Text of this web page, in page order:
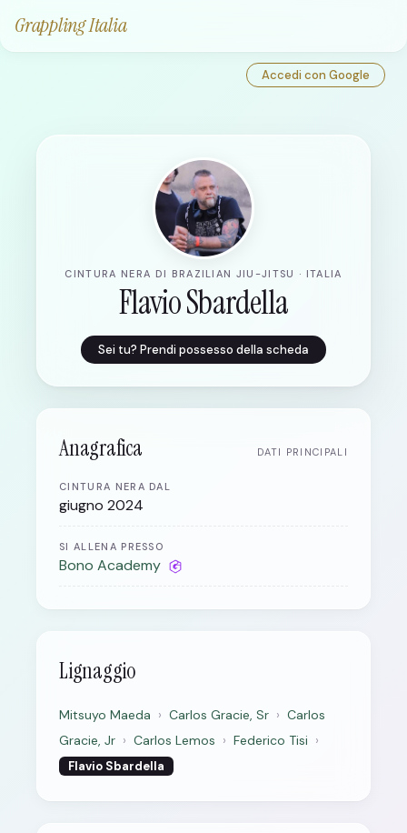
Grappling Italia
Accedi con Google
CINTURA NERA DI BRAZILIAN JIU-JITSU · ITALIA
Flavio Sbardella
Sei tu? Prendi possesso della scheda
Anagrafica DATI PRINCIPALI
CINTURA NERA DAL
giugno 2024
SI ALLENA PRESSO
Bono Academy
Lignaggio
Mitsuyo Maeda › Carlos Gracie, Sr › Carlos
Gracie, Jr › Carlos Lemos › Federico Tisi ›
Flavio Sbardella